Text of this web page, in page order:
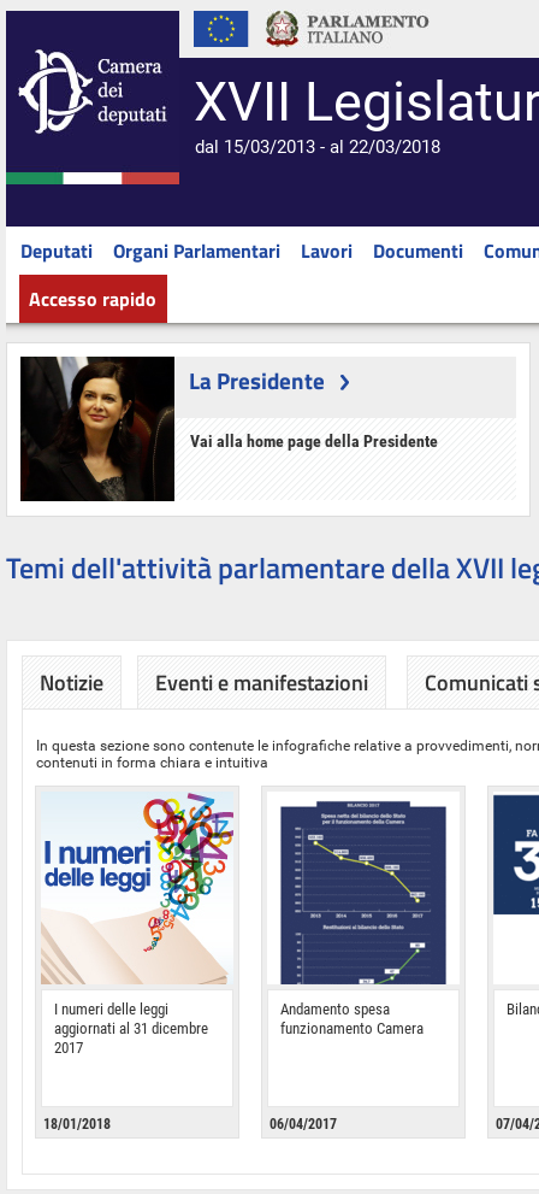
XVII
dal 15/03/2013 - al 22/03/2018
Deputati Organi Parlamentari Lavori Documenti
Accesso rapido
La Presidente
Vai alla home page della Presidente
Temi dell'attività parlamentare della XVII
Notizie Eventi e manifestazioni Comunicati
In questa sezione sono contenute le infografiche relative a provvedimenti,
contenuti in forma chiara e intuitiva
I numeri delle leggi
aggiornati al 31 dicembre
2017
18/01/2018
Andamento spesa
funzionamento Camera
06/04/2017 07/04/